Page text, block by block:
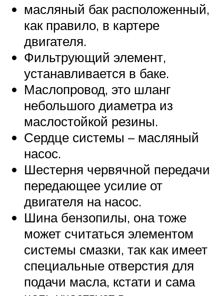
масляный бак расположенный,
как правило, в картере
двигателя.
Фильтрующий элемент,
устанавливается в баке.
Маслопровод, это шланг
небольшого диаметра из
маслостойкой резины.
Сердце системы – масляный
насос.
Шестерня червячной передачи
передающее усилие от
двигателя на насос.
Шина бензопилы, она тоже
может считаться элементом
системы смазки, так как имеет
специальные отверстия для
подачи масла, кстати и сама